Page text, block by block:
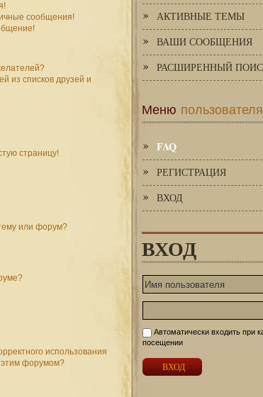
сообщения!
из списков друзей и
страницу!
или форум?
использования
этим форумом?
АКТИВНЫЕ ТЕМЫ
ВАШИ СООБЩЕНИЯ
РАСШИРЕННЫЙ
Меню пользователя
FAQ
РЕГИСТРАЦИЯ
ВХОД
ВХОД
Автоматически входить при
посещении